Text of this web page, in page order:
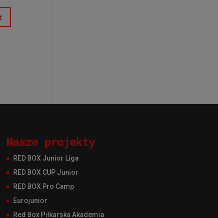
Nasze projekty
RED BOX Junior Liga
RED BOX CUP Junior
RED BOX Pro Camp
Eurojunior
Red Box Piłkarska Akademia